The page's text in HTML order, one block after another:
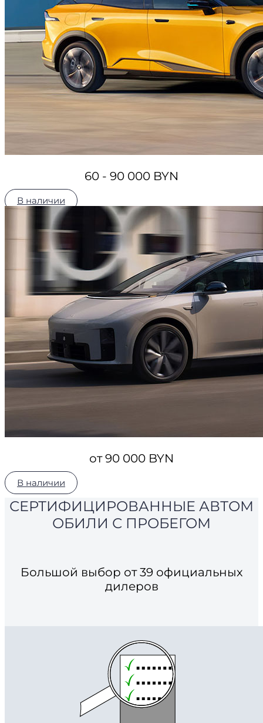
60 - 90 000 BYN
В наличии
от 90 000 BYN
В наличии
СЕРТИФИЦИРОВАННЫЕ АВТОМ
ОБИЛИ С ПРОБЕГОМ
Большой выбор от 39 официальных
дилеров